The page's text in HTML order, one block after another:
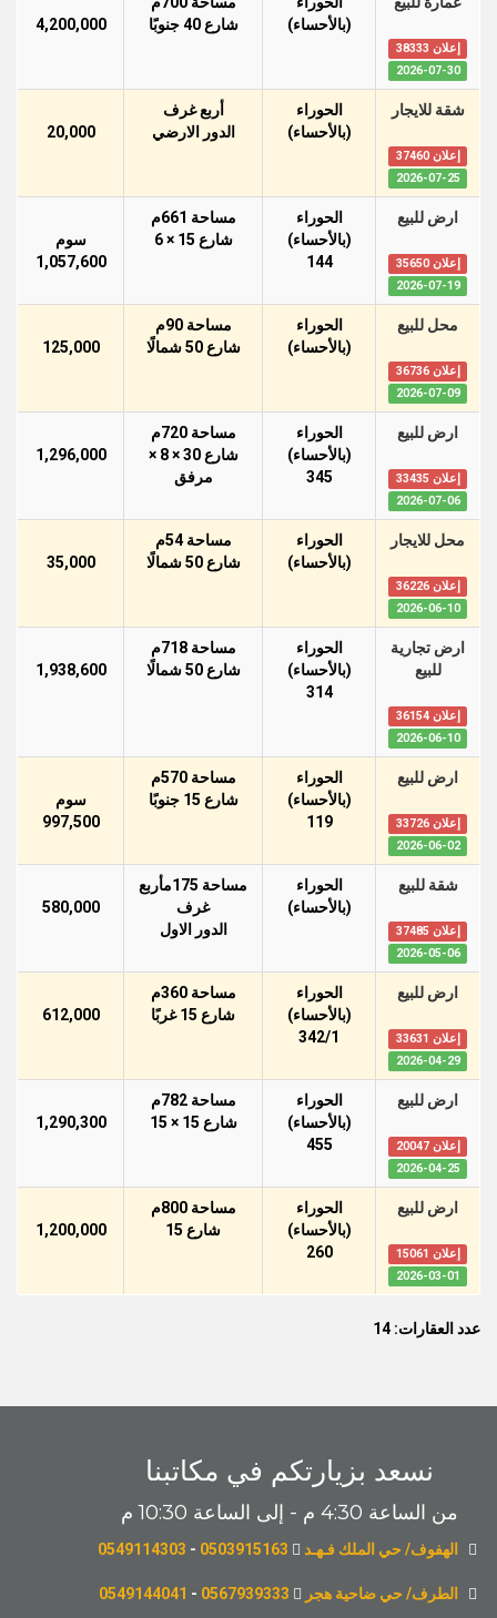
إعلان 38333
2026-07-30
(بالأحساء)
شارع 40 جنوبًا
4,200,000
شقة للايجار
إعلان 37460
2026-07-25
الحوراء
(بالأحساء)
أربع غرف
الدور اﻻرضي
20,000
ارض للبيع
إعلان 35650
2026-07-19
الحوراء
(بالأحساء)
144
مساحة 661م
شارع 15 × 6
سوم
1,057,600
محل للبيع
إعلان 36736
2026-07-09
الحوراء
(بالأحساء)
مساحة 90م
شارع 50 شمالًا
125,000
ارض للبيع
إعلان 33435
2026-07-06
الحوراء
(بالأحساء)
345
مساحة 720م
شارع 30 × 8 ×
مرفق
1,296,000
محل للايجار
إعلان 36226
2026-06-10
الحوراء
(بالأحساء)
مساحة 54م
شارع 50 شمالًا
35,000
ارض تجارية
للبيع
إعلان 36154
2026-06-10
الحوراء
(بالأحساء)
314
مساحة 718م
شارع 50 شمالًا
1,938,600
ارض للبيع
إعلان 33726
2026-06-02
الحوراء
(بالأحساء)
119
مساحة 570م
شارع 15 جنوبًا
سوم
997,500
شقة للبيع
إعلان 37485
2026-05-06
الحوراء
(بالأحساء)
مساحة 175مأربع
غرف
الدور اﻻول
580,000
ارض للبيع
إعلان 33631
2026-04-29
الحوراء
(بالأحساء)
342/1
مساحة 360م
شارع 15 غربًا
612,000
ارض للبيع
إعلان 20047
2026-04-25
الحوراء
(بالأحساء)
455
مساحة 782م
شارع 15 × 15
1,290,300
ارض للبيع
إعلان 15061
2026-03-01
الحوراء
(بالأحساء)
260
مساحة 800م
شارع 15
1,200,000
عدد العقارات: 14
نسعد بزيارتكم في مكاتبنا
من الساعة 4:30 م - إلى الساعة 10:30 م
الهفوف/ حي الملك فـهـد 0503915163
-
0549114303
الطرف/ حي ضاحية هجر 0567939333
-
0549144041